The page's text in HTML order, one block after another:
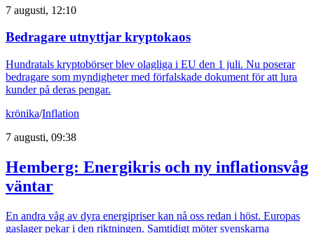
7 augusti, 12:10
Bedragare utnyttjar kryptokaos
Hundratals kryptobörser blev olagliga i EU den 1 juli. Nu poserar
bedragare som myndigheter med förfalskade dokument för att lura
kunder på deras pengar.
krönika/Inflation
7 augusti, 09:38
Hemberg: Energikris och ny inflationsvåg
väntar
En andra våg av dyra energipriser kan nå oss redan i höst. Europas
gaslager pekar i den riktningen. Samtidigt möter svenskarna